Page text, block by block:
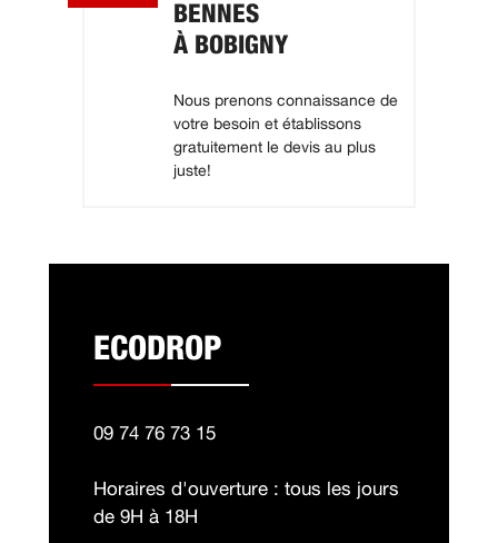
BENNES
À BOBIGNY
Nous prenons connaissance de
votre besoin et établissons
gratuitement le devis au plus
juste!
ECODROP
09 74 76 73 15
Horaires d'ouverture : tous les jours
de 9H à 18H